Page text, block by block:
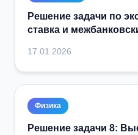
Решение задачи по
ставка и
17.01.2026
Физика
Решение задачи 8: